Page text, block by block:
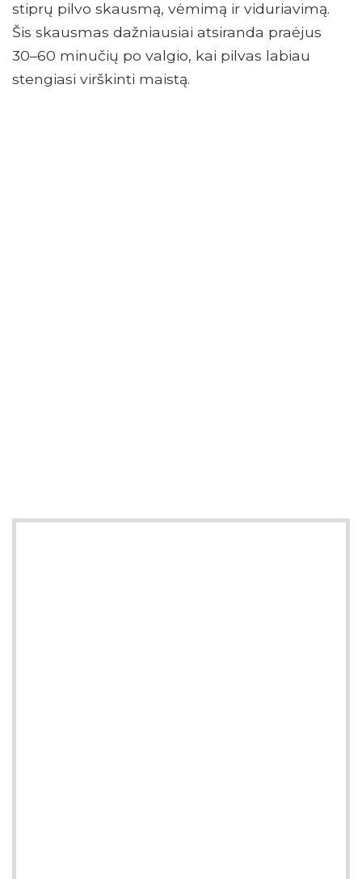
stiprų pilvo skausmą, vėmimą ir viduriavimą.
Šis skausmas dažniausiai atsiranda praėjus
30–60 minučių po valgio, kai pilvas labiau
stengiasi virškinti maistą.